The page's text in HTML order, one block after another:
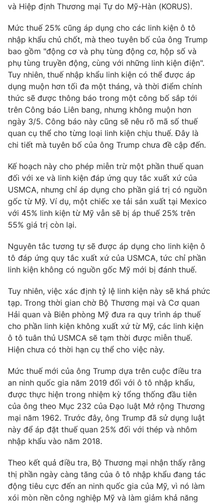
Video Shorts video
VTV Money VTV Thể thao
VTV Sức khoẻ Bất động sản
Thị trường 24h Tấm lòng Việt
VTV4 Vươn mình bằng AI
VTV9 VTV8
Liên hệ tòa soạn English
THỜI BÁO VTV
Theo dõi báo trên
Cơ quan chủ quản:Đài Truyền hình Việt Nam
Cơ quan báo chí:Thời báo VTV
Giấy phép hoạt động báo in và báo điện tử số 483/GP-BTTTT
Tổng Biên tập:
Vũ Thanh Thủy
Phó Tổng Biên tập:Nguyễn Thị Mỹ Hạnh, Phạm Quốc Thắng,
Nguyễn Trọng Ninh
Tổng đài VTV:024.38 355 931 - 024.38 355 932
Ðiện thoại Thời báo VTV:024.66 897 897
Email: toasoan@vtv.vn
và Hiệp định Thương mại Tự do Mỹ-Hàn (KORUS).
Mức thuế 25% cũng áp dụng cho các linh kiện ô tô
nhập khẩu chủ chốt, mà theo tuyên bố của ông Trump
bao gồm "động cơ và phụ tùng động cơ, hộp số và
phụ tùng truyền động, cùng với những linh kiện điện".
Tuy nhiên, thuế nhập khẩu linh kiện có thể được áp
dụng muộn hơn tối đa một tháng, và thời điểm chính
thức sẽ được thông báo trong một công bố sắp tới
trên Công báo Liên bang, nhưng không muộn hơn
ngày 3/5. Công báo này cũng sẽ nêu rõ mã số thuế
quan cụ thể cho từng loại linh kiện chịu thuế. Đây là
chi tiết mà tuyên bố của ông Trump chưa đề cập đến.
Kế hoạch này cho phép miễn trừ một phần thuế quan
đối với xe và linh kiện đáp ứng quy tắc xuất xứ của
USMCA, nhưng chỉ áp dụng cho phần giá trị có nguồn
gốc từ Mỹ. Ví dụ, một chiếc xe tải sản xuất tại Mexico
với 45% linh kiện từ Mỹ vẫn sẽ bị áp thuế 25% trên
55% giá trị còn lại.
Nguyên tắc tương tự sẽ được áp dụng cho linh kiện ô
tô đáp ứng quy tắc xuất xứ của USMCA, tức chỉ phần
linh kiện không có nguồn gốc Mỹ mới bị đánh thuế.
Tuy nhiên, việc xác định tỷ lệ linh kiện này sẽ khá phức
tạp. Trong thời gian chờ Bộ Thương mại và Cơ quan
Hải quan và Biên phòng Mỹ đưa ra quy trình áp thuế
cho phần linh kiện không xuất xứ từ Mỹ, các linh kiện
ô tô tuân thủ USMCA sẽ tạm thời được miễn thuế.
Hiện chưa có thời hạn cụ thể cho việc này.
Mức thuế mới của ông Trump dựa trên cuộc điều tra
an ninh quốc gia năm 2019 đối với ô tô nhập khẩu,
được thực hiện trong nhiệm kỳ tổng thống đầu tiên
của ông theo Mục 232 của Đạo luật Mở rộng Thương
mại năm 1962. Trước đây, ông Trump đã sử dụng luật
này để áp đặt thuế quan 25% đối với thép và nhôm
nhập khẩu vào năm 2018.
Theo kết quả điều tra, Bộ Thương mại nhận thấy rằng
thị phần ngày càng tăng của ô tô nhập khẩu đang tác
động tiêu cực đến an ninh quốc gia của Mỹ, vì nó làm
xói mòn nền công nghiệp Mỹ và làm giảm khả năng